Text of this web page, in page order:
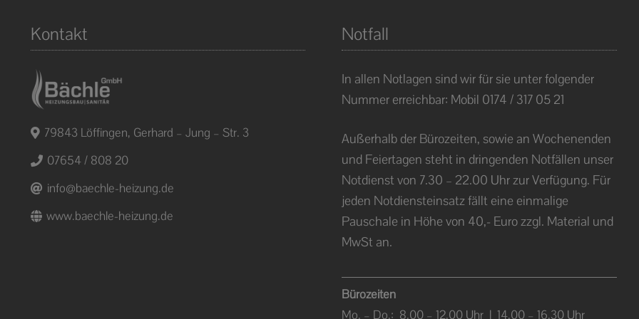
Kontakt
79843 Löffingen, Gerhard – Jung – Str. 3
07654 / 808 20
info@baechle-heizung.de
www.baechle-heizung.de
Notfall
In allen Notlagen sind wir für sie unter folgender
Nummer erreichbar: Mobil 0174 / 317 05 21
Außerhalb der Bürozeiten, sowie an Wochenenden
und Feiertagen steht in dringenden Notfällen unser
Notdienst von 7.30 – 22.00 Uhr zur Verfügung. Für
jeden Notdiensteinsatz fällt eine einmalige
Pauschale in Höhe von 40,- Euro zzgl. Material und
MwSt an.
Bürozeiten
Mo. – Do.: 8.00 – 12.00 Uhr | 14.00 – 16.30 Uhr